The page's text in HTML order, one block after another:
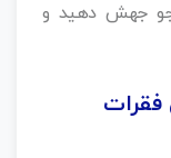
جو جهش دهید و